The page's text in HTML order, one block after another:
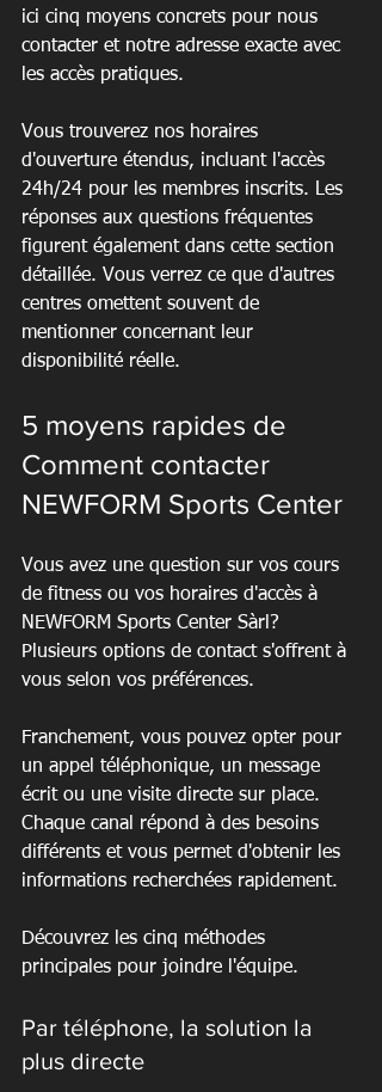
ici cinq moyens concrets pour nous
contacter et notre adresse exacte avec
les accès pratiques.
Vous trouverez nos horaires
d'ouverture étendus, incluant l'accès
24h/24 pour les membres inscrits. Les
réponses aux questions fréquentes
figurent également dans cette section
détaillée. Vous verrez ce que d'autres
centres omettent souvent de
mentionner concernant leur
disponibilité réelle.
5 moyens rapides de
Comment contacter
NEWFORM Sports Center
Vous avez une question sur vos cours
de fitness ou vos horaires d'accès à
NEWFORM Sports Center Sàrl?
Plusieurs options de contact s'offrent à
vous selon vos préférences.
Franchement, vous pouvez opter pour
un appel téléphonique, un message
écrit ou une visite directe sur place.
Chaque canal répond à des besoins
différents et vous permet d'obtenir les
informations recherchées rapidement.
Découvrez les cinq méthodes
principales pour joindre l'équipe.
Par téléphone, la solution la
plus directe